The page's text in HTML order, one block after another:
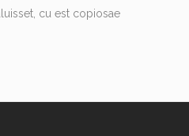
cu est copiosae